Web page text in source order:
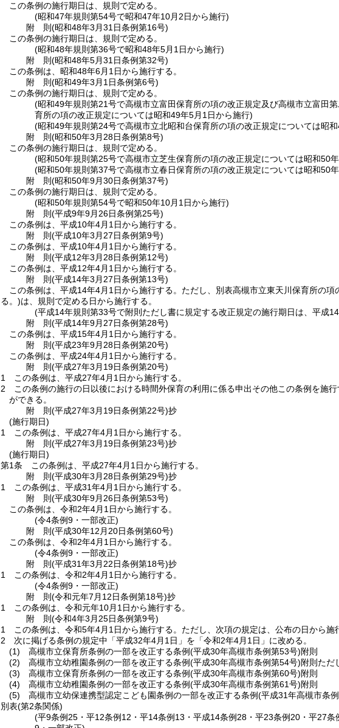
この条例の施行期日は、規則で定める。
(昭和47年規則第54号で昭和47年10月2日から施行)
附 則(昭和48年3月31日条例第16号)
この条例の施行期日は、規則で定める。
(昭和48年規則第36号で昭和48年5月1日から施行)
附 則(昭和48年5月31日条例第32号)
この条例は、昭和48年6月1日から施行する。
附 則(昭和49年3月1日条例第6号)
この条例の施行期日は、規則で定める。
(昭和49年規則第21号で高槻市立富田保育所の項の改正規定及び高槻市立富田
育所の項の改正規定については昭和49年5月1日から施行)
(昭和49年規則第24号で高槻市立北昭和台保育所の項の改正規定については昭
附 則(昭和50年3月28日条例第8号)
この条例の施行期日は、規則で定める。
(昭和50年規則第25号で高槻市立芝生保育所の項の改正規定については昭和50
(昭和50年規則第37号で高槻市立春日保育所の項の改正規定については昭和50
附 則(昭和50年9月30日条例第37号)
この条例の施行期日は、規則で定める。
(昭和50年規則第54号で昭和50年10月1日から施行)
附 則(平成9年9月26日条例第25号)
この条例は、平成10年4月1日から施行する。
附 則(平成10年3月27日条例第9号)
この条例は、平成10年4月1日から施行する。
附 則(平成12年3月28日条例第12号)
この条例は、平成12年4月1日から施行する。
附 則(平成14年3月27日条例第13号)
この条例は、平成14年4月1日から施行する。 ただし、別表高槻市立東天川保育所の項
る。)は、規則で定める日から施行する。
(平成14年規則第33号で附則ただし書に規定する改正規定の施行期日は、平成
附 則(平成14年9月27日条例第28号)
この条例は、平成15年4月1日から施行する。
附 則(平成23年9月28日条例第20号)
この条例は、平成24年4月1日から施行する。
附 則(平成27年3月19日条例第20号)
1
この条例は、平成27年4月1日から施行する。
2
この条例の施行の日以後における時間外保育の利用に係る申出その他この条例を施
ができる。
附 則(平成27年3月19日条例第22号)抄
(施行期日)
1
この条例は、平成27年4月1日から施行する。
附 則(平成27年3月19日条例第23号)抄
(施行期日)
第1条
この条例は、平成27年4月1日から施行する。
附 則(平成30年3月28日条例第29号)抄
1
この条例は、平成31年4月1日から施行する。
附 則(平成30年9月26日条例第53号)
この条例は、令和2年4月1日から施行する。
(令4条例9・一部改正)
附 則(平成30年12月20日条例第60号)
この条例は、令和2年4月1日から施行する。
(令4条例9・一部改正)
附 則(平成31年3月22日条例第18号)抄
1
この条例は、令和2年4月1日から施行する。
(令4条例9・一部改正)
附 則(令和元年7月12日条例第18号)抄
1
この条例は、令和元年10月1日から施行する。
附 則(令和4年3月25日条例第9号)
1
この条例は、令和5年4月1日から施行する。 ただし、次項の規定は、公布の日から施
2
次に掲げる条例の規定中「平成32年4月1日」を「令和2年4月1日」に改める。
(1)
高槻市立保育所条例の一部を改正する条例(平成30年高槻市条例第53号)附則
(2)
高槻市立幼稚園条例の一部を改正する条例(平成30年高槻市条例第54号)附則ただ
(3)
高槻市立保育所条例の一部を改正する条例(平成30年高槻市条例第60号)附則
(4)
高槻市立幼稚園条例の一部を改正する条例(平成30年高槻市条例第61号)附則
(5)
高槻市立幼保連携型認定こども園条例の一部を改正する条例(平成31年高槻市条
別表(第2条関係)
(平9条例25・平12条例12・平14条例13・平成14条例28・平23条例20・平27